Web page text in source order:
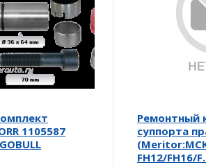
1105587
Ремонтный
суппорта
FH12/FH16/